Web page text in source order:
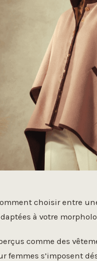
choisir entre
à votre
comme des
femmes s’imposent